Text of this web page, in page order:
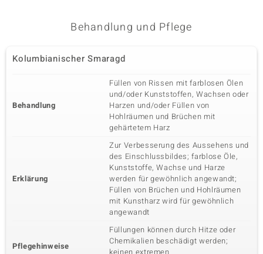
Behandlung und Pflege
Kolumbianischer Smaragd
Behandlung
Füllen von Rissen mit farblosen Ölen
und/oder Kunststoffen, Wachsen oder
Harzen und/oder Füllen von
Hohlräumen und Brüchen mit
gehärtetem Harz
Erklärung
Zur Verbesserung des Aussehens und
des Einschlussbildes; farblose Öle,
Kunststoffe, Wachse und Harze
werden für gewöhnlich angewandt;
Füllen von Brüchen und Hohlräumen
mit Kunstharz wird für gewöhnlich
angewandt
Pflegehinweise
Füllungen können durch Hitze oder
Chemikalien beschädigt werden;